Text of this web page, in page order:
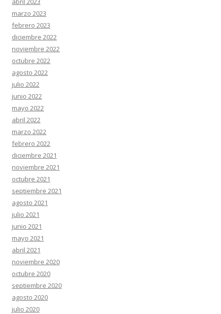
marzo 2023
febrero 2023
diciembre 2022
noviembre 2022
octubre 2022
agosto 2022
julio 2022
junio 2022
mayo 2022
abril 2022
marzo 2022
febrero 2022
diciembre 2021
noviembre 2021
octubre 2021
septiembre 2021
agosto 2021
julio 2021
junio 2021
mayo 2021
abril 2021
noviembre 2020
octubre 2020
septiembre 2020
agosto 2020
julio 2020